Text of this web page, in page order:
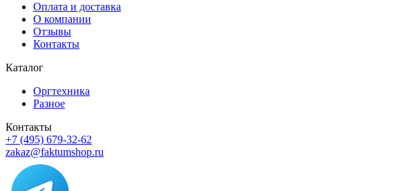
Оплата и доставка
О компании
Отзывы
Контакты
Каталог
Оргтехника
Разное
Контакты
+7 (495) 679-32-62
zakaz@faktumshop.ru